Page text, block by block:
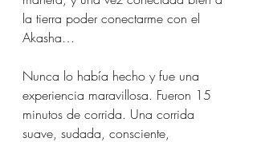
la tierra poder conectarme con el
Akasha…
Nunca lo había hecho y fue una
experiencia maravillosa. Fueron 15
minutos de corrida. Una corrida
suave, sudada, consciente,